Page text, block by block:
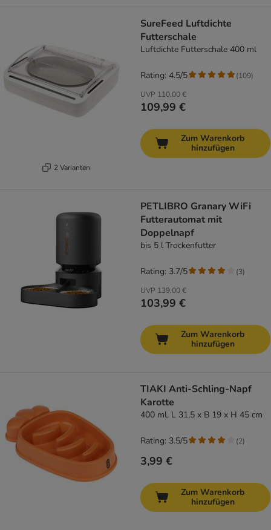
2 Varianten
SureFeed Luftdichte
Futterschale
Luftdichte Futterschale 400 ml
UVP 110,00 €
109,99 €
Rating: 4.5/5 (109)
Zum Warenkorb
hinzufügen
PETLIBRO Granary WiFi
Futterautomat mit
Doppelnapf
bis 5 l Trockenfutter
UVP 139,00 €
103,99 €
Rating: 3.7/5 (3)
Zum Warenkorb
hinzufügen
TIAKI Anti-Schling-Napf
Karotte
400 ml, L 31,5 x B 19 x H 45 cm
3,99 €
Rating: 3.5/5 (2)
Zum Warenkorb
hinzufügen